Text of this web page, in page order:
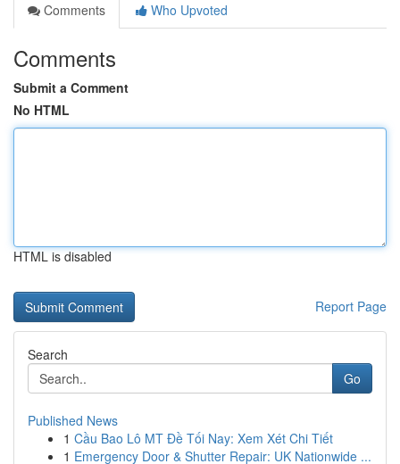
Comments
Who Upvoted
Comments
Submit a Comment
No HTML
HTML is disabled
Report Page
Search
Go
Published News
1 Cầu Bao Lô MT Đề Tối Nay: Xem Xét Chi Tiết
1 Emergency Door & Shutter Repair: UK Nationwide ...